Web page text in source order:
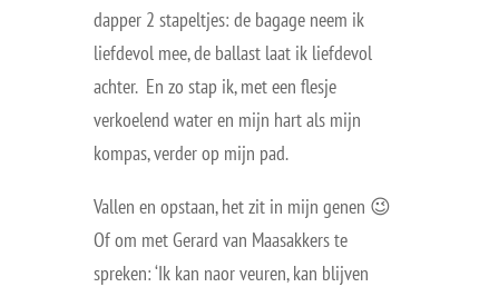
dapper 2 stapeltjes: de bagage neem ik
liefdevol mee, de ballast laat ik liefdevol
achter. En zo stap ik, met een flesje
verkoelend water en mijn hart als mijn
kompas, verder op mijn pad.
Vallen en opstaan, het zit in mijn genen 😉
Of om met Gerard van Maasakkers te
spreken: ‘Ik kan naor veuren, kan blijven